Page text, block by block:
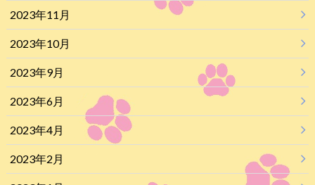
2023年11月
2023年10月
2023年9月
2023年6月
2023年4月
2023年2月